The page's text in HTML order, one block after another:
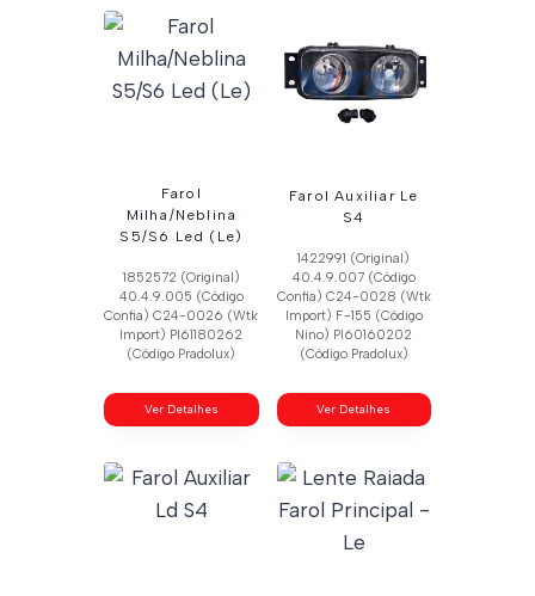
Farol
Milha/Neblina
S5/S6 Led (Le)
1852572 (Original)
40.4.9.005 (Código
Confia) C24-0026 (Wtk
Import) Pl61180262
(Código Pradolux)
Ver Detalhes
Farol Auxiliar Le
S4
1422991 (Original)
40.4.9.007 (Código
Confia) C24-0028 (Wtk
Import) F-155 (Código
Nino) Pl60160202
(Código Pradolux)
Ver Detalhes